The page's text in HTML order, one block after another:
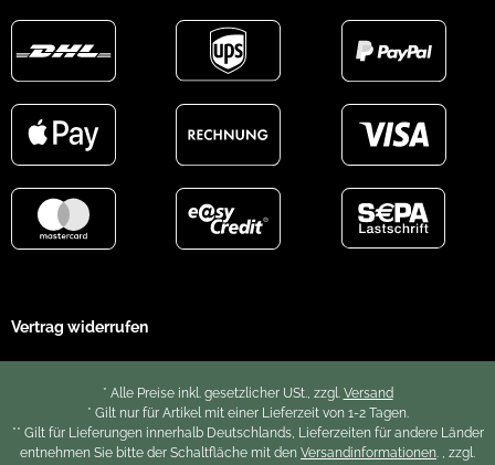
Vertrag widerrufen
* Alle Preise inkl. gesetzlicher USt., zzgl. Versand
* Gilt nur für Artikel mit einer Lieferzeit von 1-2 Tagen.
** Gilt für Lieferungen innerhalb Deutschlands, Lieferzeiten für andere Länder
entnehmen Sie bitte der Schaltfläche mit den Versandinformationen. , zzgl.